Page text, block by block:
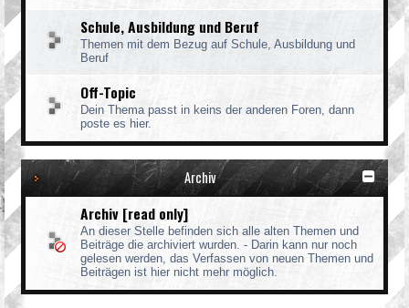
Schule, Ausbildung und Beruf
Themen mit dem Bezug auf Schule, Ausbildung und
Beruf
Off-Topic
Dein Thema passt in keins der anderen Foren, dann
poste es hier.
Archiv
Archiv [read only]
An dieser Stelle befinden sich alle alten Themen und
Beiträge die archiviert wurden. - Darin kann nur noch
gelesen werden, das Verfassen von neuen Themen und
Beiträgen ist hier nicht mehr möglich.